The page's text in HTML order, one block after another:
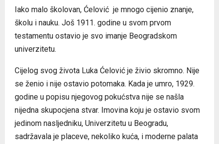
Iako malo školovan, Ćelović je mnogo cijenio znanje,
školu i nauku. Još 1911. godine u svom prvom
testamentu ostavio je svo imanje Beogradskom
univerzitetu.
Cijelog svog života Luka Ćelović je živio skromno. Nije
se ženio i nije ostavio potomaka. Kada je umro, 1929.
godine u popisu njegovog pokućstva nije se našla
nijedna skupocjena stvar. Imovina koju je ostavio svom
jedinom nasljedniku, Univerzitetu u Beogradu,
sadržavala je placeve, nekoliko kuća, i moderne palata